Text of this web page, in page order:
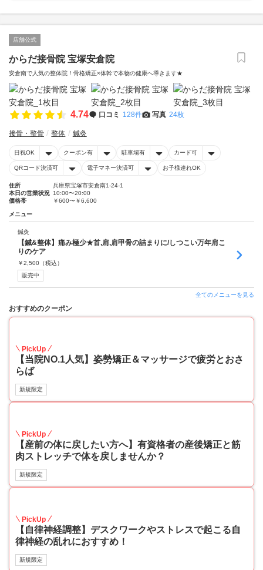
店舗公式
からだ接骨院 宝塚安倉院
安倉南で人気の整体院！骨格矯正×体幹で本物の健康へ導きます★
4.74 口コミ 128件 写真 24枚
接骨・整骨 整体 鍼灸
日祝OK クーポン有 駐車場有 カード可
QRコード決済可 電子マネー決済可 お子様連れOK
住所
兵庫県宝塚市安倉南1-24-1
本日の営業状況 10:00〜20:00
価格帯
￥600〜￥6,600
メニュー
鍼灸
【鍼&整体】痛み極少★首,肩,肩甲骨の詰まりに/しつこい万年肩こ
りのケア
￥2,500 （税込）
販売中
全てのメニューを見る
おすすめのクーポン
PickUp
【当院NO.1人気】姿勢矯正＆マッサージで疲労とおさ
らば
新規限定
PickUp
【産前の体に戻したい方へ】有資格者の産後矯正と筋
肉ストレッチで体を戻しませんか？
新規限定
PickUp
【自律神経調整】デスクワークやストレスで起こる自
律神経の乱れにおすすめ！
新規限定